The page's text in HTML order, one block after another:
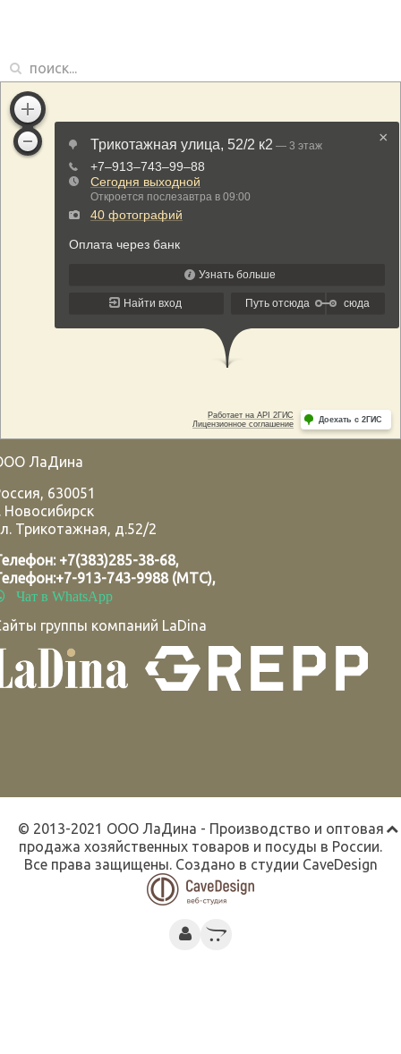
ЛаДина
, 630051
Новосибирск
Трикотажная, д.52/2
+7(383)285-38-68,
+7-913-743-9988 (МТС),
Чат в WhatsApp
группы компаний LaDina
© 2013-2021 ООО ЛаДина - Производство и оптовая
продажа хозяйственных товаров и посуды в России.
Все права защищены. Создано в студии CaveDesign